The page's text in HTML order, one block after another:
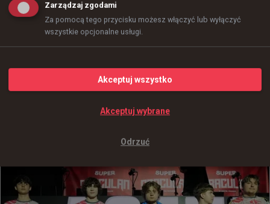
Inner Circle najlepszą drużyną na Super DraculaN
Zarządzaj zgodami
Za pomocą tego przycisku możesz włączyć lub wyłączyć
wszystkie opcjonalne usługi.
Odrzuć
Akceptuj wybrane
Akceptuj wszystko